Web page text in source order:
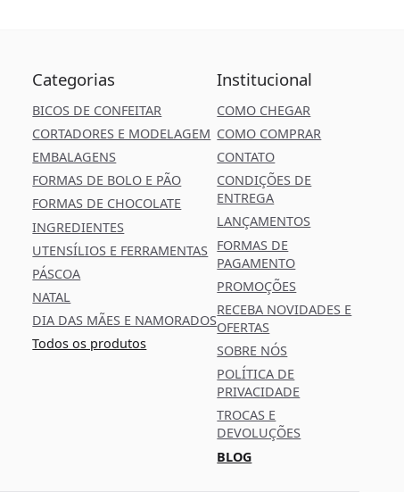
Categorias
BICOS DE CONFEITAR
CORTADORES E MODELAGEM
EMBALAGENS
FORMAS DE BOLO E PÃO
FORMAS DE CHOCOLATE
INGREDIENTES
UTENSÍLIOS E FERRAMENTAS
PÁSCOA
NATAL
DIA DAS MÃES E NAMORADOS
Todos os produtos
Institucional
COMO CHEGAR
COMO COMPRAR
CONTATO
CONDIÇÕES DE
ENTREGA
LANÇAMENTOS
FORMAS DE
PAGAMENTO
PROMOÇÕES
RECEBA NOVIDADES E
OFERTAS
SOBRE NÓS
POLÍTICA DE
PRIVACIDADE
TROCAS E
DEVOLUÇÕES
BLOG